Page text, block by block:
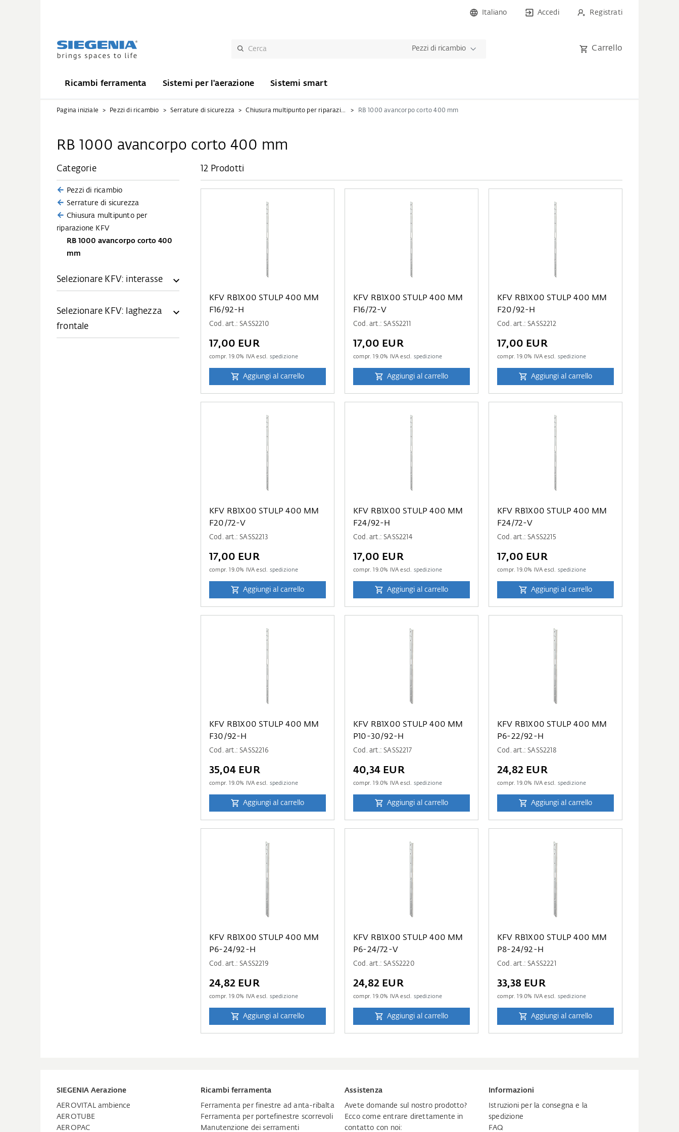
Italiano Accedi Registrati
Pezzi di ricambio Carrello
Ricambi ferramenta Sistemi per l'aerazione Sistemi smart
Pagina iniziale Pezzi di ricambio Serrature di sicurezza Chiusura multipunto per riparazione KFV RB 1000 avancorpo corto 400 mm
RB 1000 avancorpo corto 400 mm
Categorie
Pezzi di ricambio
Serrature di sicurezza
Chiusura multipunto per
riparazione KFV
RB 1000 avancorpo corto 400
mm
Selezionare KFV: interasse
Selezionare KFV: laghezza
frontale
12 Prodotti
KFV RB1X00 STULP 400 MM
F16/92-H
Cod. art.: SASS2210
17,00 EUR
compr.19.0% IVA escl. spedizione
Aggiungi al carrello
KFV RB1X00 STULP 400 MM
F16/72-V
Cod. art.: SASS2211
17,00 EUR
compr.19.0% IVA escl. spedizione
Aggiungi al carrello
KFV RB1X00 STULP 400 MM
F20/92-H
Cod. art.: SASS2212
17,00 EUR
compr.19.0% IVA escl. spedizione
Aggiungi al carrello
KFV RB1X00 STULP 400 MM
F20/72-V
Cod. art.: SASS2213
17,00 EUR
compr.19.0% IVA escl. spedizione
Aggiungi al carrello
KFV RB1X00 STULP 400 MM
F24/92-H
Cod. art.: SASS2214
17,00 EUR
compr.19.0% IVA escl. spedizione
Aggiungi al carrello
KFV RB1X00 STULP 400 MM
F24/72-V
Cod. art.: SASS2215
17,00 EUR
compr.19.0% IVA escl. spedizione
Aggiungi al carrello
KFV RB1X00 STULP 400 MM
F30/92-H
Cod. art.: SASS2216
35,04 EUR
compr.19.0% IVA escl. spedizione
Aggiungi al carrello
KFV RB1X00 STULP 400 MM
P10-30/92-H
Cod. art.: SASS2217
40,34 EUR
compr.19.0% IVA escl. spedizione
Aggiungi al carrello
KFV RB1X00 STULP 400 MM
P6-22/92-H
Cod. art.: SASS2218
24,82 EUR
compr.19.0% IVA escl. spedizione
Aggiungi al carrello
KFV RB1X00 STULP 400 MM
P6-24/92-H
Cod. art.: SASS2219
24,82 EUR
compr.19.0% IVA escl. spedizione
Aggiungi al carrello
KFV RB1X00 STULP 400 MM
P6-24/72-V
Cod. art.: SASS2220
24,82 EUR
compr.19.0% IVA escl. spedizione
Aggiungi al carrello
KFV RB1X00 STULP 400 MM
P8-24/92-H
Cod. art.: SASS2221
33,38 EUR
compr.19.0% IVA escl. spedizione
Aggiungi al carrello
SIEGENIA Aerazione
AEROVITAL ambience
AEROTUBE
AEROPAC
Ricambi ferramenta
Ferramenta per finestre ad anta-ribalta
Ferramenta per portefinestre scorrevoli
Manutenzione dei serramenti
Assistenza
Avete domande sul nostro prodotto?
Ecco come entrare direttamente in
contatto con noi:
Informazioni
Istruzioni per la consegna e la
spedizione
FAQ